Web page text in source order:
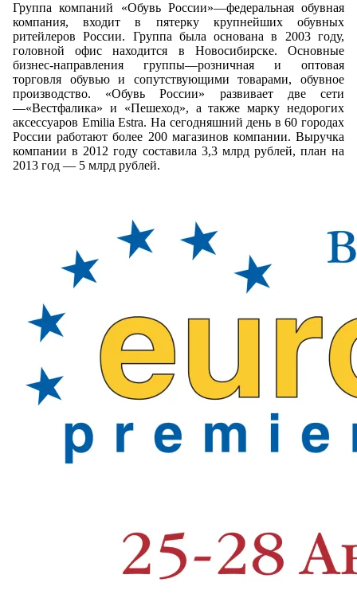
Группа компаний «Обувь России»—федеральная обувная
компания, входит в пятерку крупнейших обувных
ритейлеров России. Группа была основана в 2003 году,
головной офис находится в Новосибирске. Основные
бизнес-направления группы—розничная и оптовая
торговля обувью и сопутствующими товарами, обувное
производство. «Обувь России» развивает две сети
—«Вестфалика» и «Пешеход», а также марку недорогих
аксессуаров Emilia Estra. На сегодняшний день в 60 городах
России работают более 200 магазинов компании. Выручка
компании в 2012 году составила 3,3 млрд рублей, план на
2013 год — 5 млрд рублей.